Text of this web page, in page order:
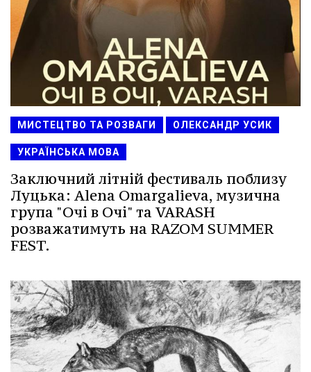
МИСТЕЦТВО ТА РОЗВАГИ ОЛЕКСАНДР УСИК
УКРАЇНСЬКА МОВА
Заключний літній фестиваль поблизу
Луцька: Alena Omargalieva, музична
група "Очі в Очі" та VARASH
розважатимуть на RAZOM SUMMER
FEST.